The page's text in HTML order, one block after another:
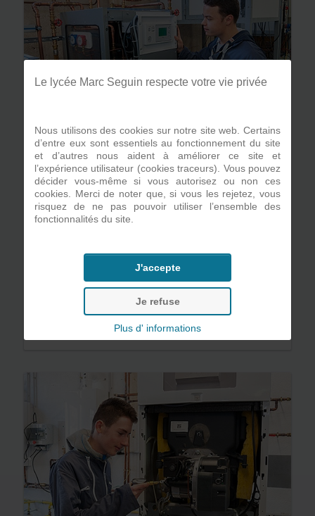
Qualités personnelles requises :
Etre dynamique et avoir le sens des
responsabilités,
Désirer répondre aux besoins des
des poids, des charges,
Etre très autonome, soigneux et
rigoureux,
Avoir l'esprit d'équipe,
Maturité, dynamisme et créativité.
Le lycée Marc Seguin respecte votre vie privée
Nous utilisons des cookies sur notre site web. Certains
d’entre eux sont essentiels au fonctionnement du site
et d’autres nous aident à améliorer ce site et
l’expérience utilisateur (cookies traceurs). Vous pouvez
décider vous-même si vous autorisez ou non ces
cookies. Merci de noter que, si vous les rejetez, vous
risquez de ne pas pouvoir utiliser l’ensemble des
fonctionnalités du site.
J'accepte
Je refuse
Plus d' informations